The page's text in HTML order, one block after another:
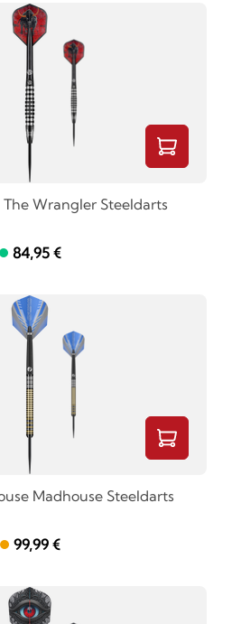
Wrangler Steeldarts
84,95 €
Madhouse Steeldarts
99,99 €